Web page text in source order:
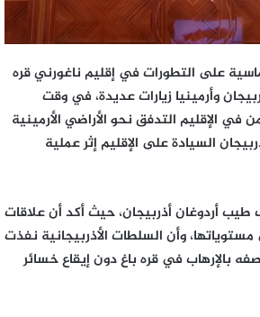
على التطورات في إقليم ناغورني قره
وأرمينيا زيارات عديدة، في وقت
في الإقليم التدفق نحو الأراضي الأرمينية
السيادة على الإقليم إثر عملية
طيب أردوغان أذربيجان، حيث أكد أن علاقات
وأن السلطات الأذربيجانية نفذت
بالإرهاب في قره باغ دون إيقاع خسائر